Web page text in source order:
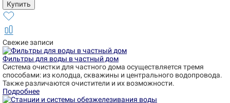
Свежие записи
Фильтры для воды в частный дом
Система очистки для частного дома осуществляется тремя
способами: из колодца, скважины и центрального водопровода.
Также различаются очистители и их возможности.
Подробнее